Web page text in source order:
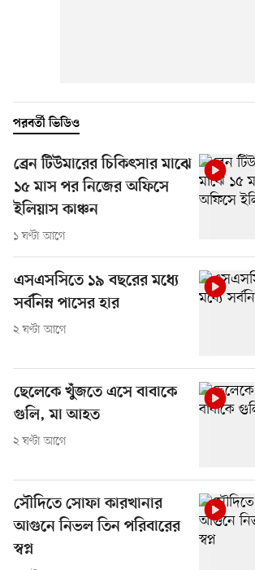
পরবর্তী ভিডিও
ব্রেন টিউমারের চিকিৎসার মাঝে
১৫ মাস পর নিজের অফিসে
ইলিয়াস কাঞ্চন
১ ঘণ্টা আগে
এসএসসিতে ১৯ বছরের মধ্যে
সর্বনিম্ন পাসের হার
২ ঘণ্টা আগে
ছেলেকে খুঁজতে এসে বাবাকে
গুলি, মা আহত
২ ঘণ্টা আগে
সৌদিতে সোফা কারখানার
আগুনে নিভল তিন পরিবারের
স্বপ্ন